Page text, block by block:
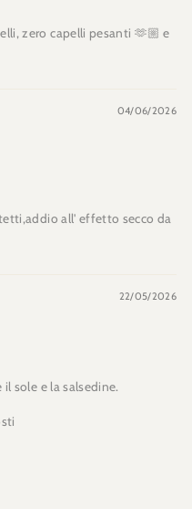
zero capelli pesanti 🫶🏼 e
04/06/2026
all' effetto secco da
22/05/2026
sole e la salsedine.